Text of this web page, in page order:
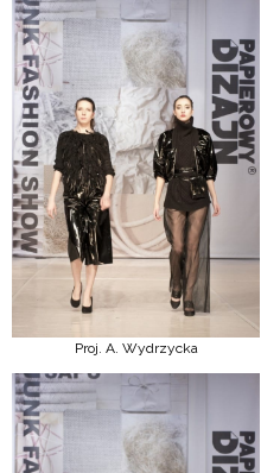
Proj. A. Wydrzycka